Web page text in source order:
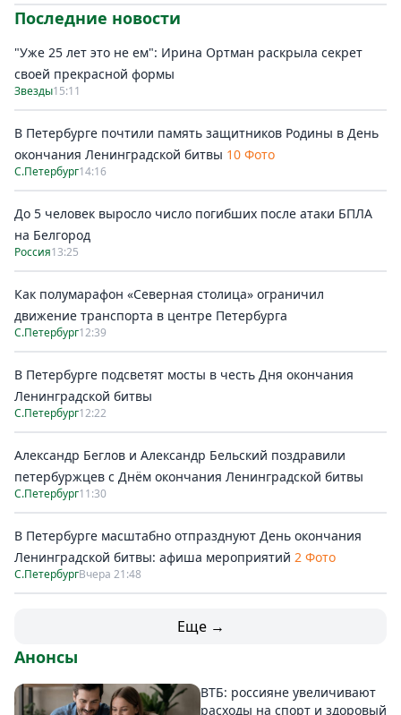
Последние новости
"Уже 25 лет это не ем": Ирина Ортман раскрыла секрет
своей прекрасной формы
Звезды15:11
В Петербурге почтили память защитников Родины в День
окончания Ленинградской битвы 10 Фото
С.Петербург14:16
До 5 человек выросло число погибших после атаки БПЛА
на Белгород
Россия13:25
Как полумарафон «Северная столица» ограничил
движение транспорта в центре Петербурга
С.Петербург12:39
В Петербурге подсветят мосты в честь Дня окончания
Ленинградской битвы
С.Петербург12:22
Александр Беглов и Александр Бельский поздравили
петербуржцев с Днём окончания Ленинградской битвы
С.Петербург11:30
В Петербурге масштабно отпразднуют День окончания
Ленинградской битвы: афиша мероприятий 2 Фото
С.ПетербургВчера 21:48
Еще →
Анонсы
ВТБ: россияне увеличивают
расходы на спорт и здоровый